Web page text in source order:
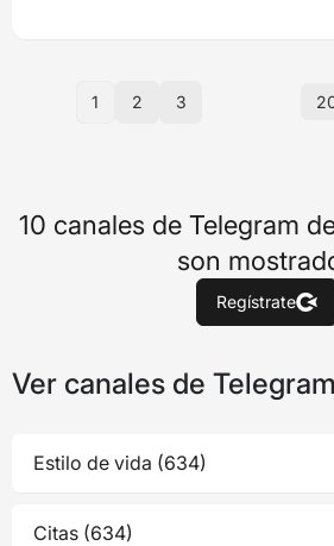
1 2 3
10 canales de Telegram
son
Regístrate
Ver canales de
Estilo de vida (634)
Citas (634)